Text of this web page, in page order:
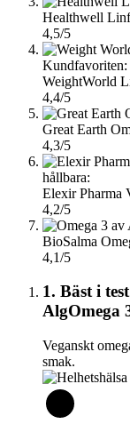
Healthwell
4,5/5
Kundfavoriten:
WeightWorld
4,4/5
Great Earth
4,3/5
hållbara:
Elexir Pharma
4,2/5
BioSalma
4,1/5
1. Bäst i
AlgOmega
Veganskt
smak.